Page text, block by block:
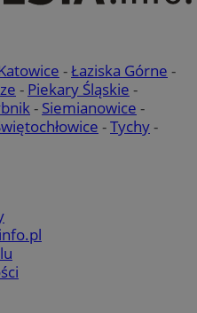
-Łaziska Górne -
- Piekary Śląskie -
- Siemianowice -
-Tychy-